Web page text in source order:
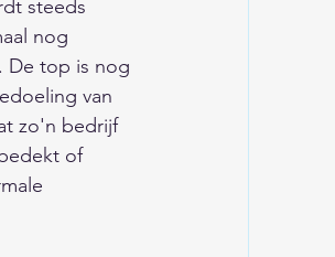
steeds
nog
De top is nog
van
zo'n bedrijf
of